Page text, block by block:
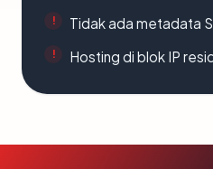
Tidak ada metadata
Hosting di blok IP